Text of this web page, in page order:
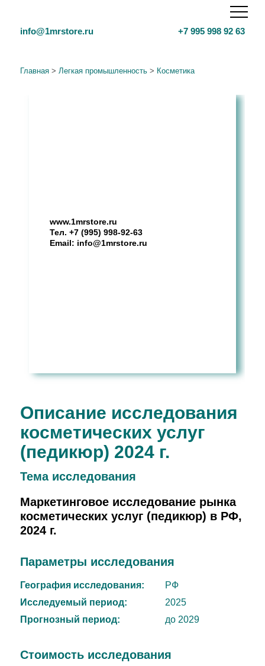
info@1mrstore.ru +7 995 998 92 63
Главная> Легкая промышленность> Косметика
www.1mrstore.ru
Тел. +7 (995) 998-92-63
Email: info@1mrstore.ru
Описание исследования
косметических услуг
(педикюр) 2024 г.
Тема иcследования
Маркетинговое исследование рынка
косметических услуг (педикюр) в РФ,
2024 г.
Параметры исследования
География исследования:
РФ
Исследуемый период:
2025
Прогнозный период:
до 2029
Стоимость исследования